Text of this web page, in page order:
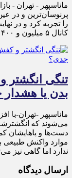
ماناسپهر - تهران -
پرنوسان‌ترین و در
را تجربه کرد و در
کانال ۵ میلیون و ۴۰۰ هزار واحد به ثبت رساند.
تنگی انگشتر
بدن یا
ماناسپهر -تهران-با
می‌شوند که
دست‌ها و پاهایشان
موارد واکنش طبیعی
ندارد اما گاهی نیز
ارسال دیدگاه